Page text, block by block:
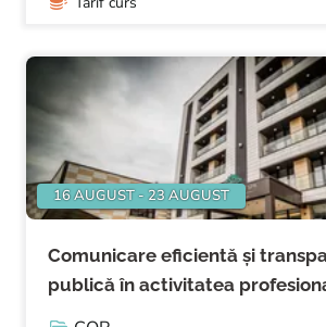
16 AUGUST - 23 AUGUST
Comunicare eficientă și
publică în activitatea